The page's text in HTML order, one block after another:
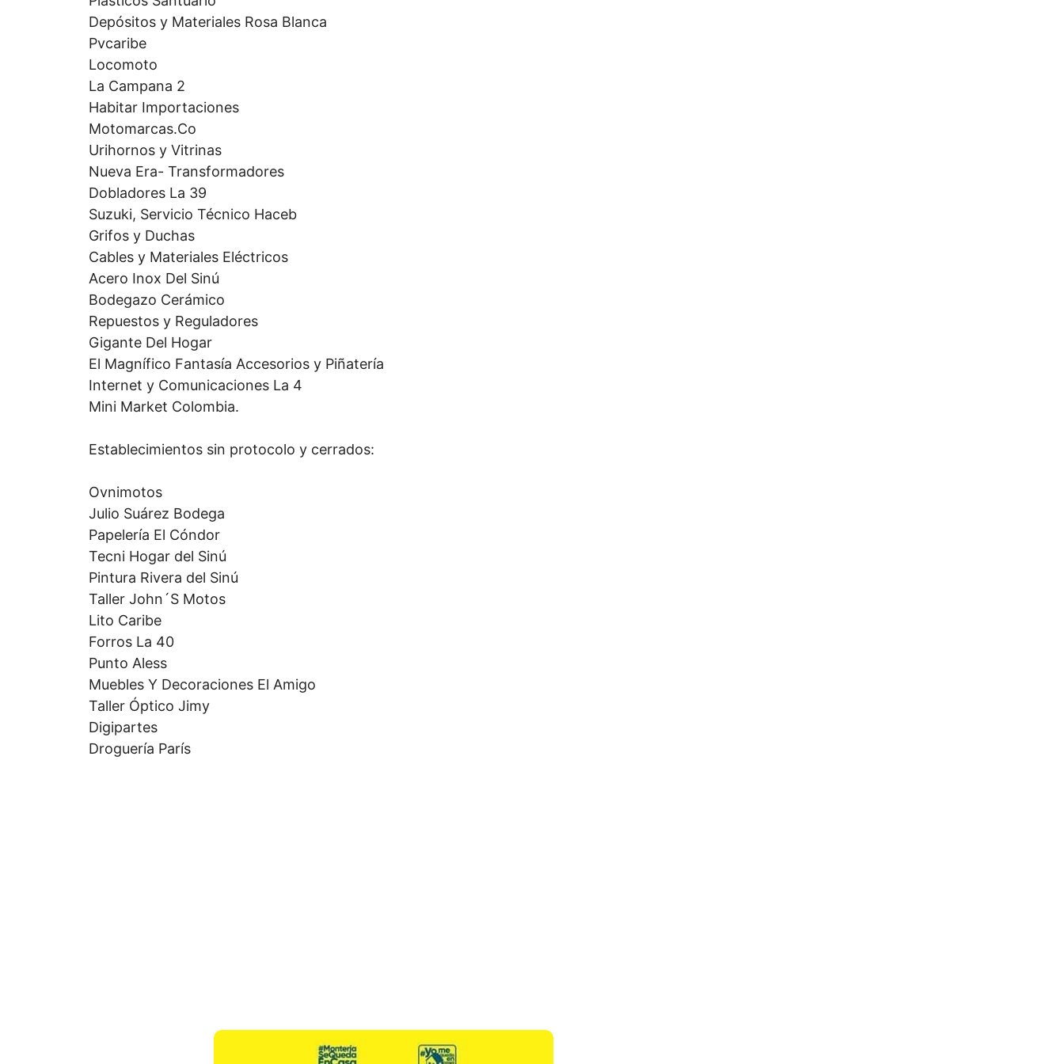
Depósitos y Materiales Rosa Blanca
Pvcaribe
Locomoto
La Campana 2
Habitar Importaciones
Motomarcas.Co
Urihornos y Vitrinas
Nueva Era- Transformadores
Dobladores La 39
Suzuki, Servicio Técnico Haceb
Grifos y Duchas
Cables y Materiales Eléctricos
Acero Inox Del Sinú
Bodegazo Cerámico
Repuestos y Reguladores
Gigante Del Hogar
El Magnífico Fantasía Accesorios y Piñatería
Internet y Comunicaciones La 4
Mini Market Colombia.
Establecimientos sin protocolo y cerrados:
Ovnimotos
Julio Suárez Bodega
Papelería El Cóndor
Tecni Hogar del Sinú
Pintura Rivera del Sinú
Taller John´S Motos
Lito Caribe
Forros La 40
Punto Aless
Muebles Y Decoraciones El Amigo
Taller Óptico Jimy
Digipartes
Droguería París